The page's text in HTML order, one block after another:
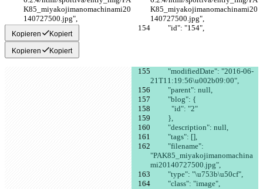
K85_miyakojimanomachinami20
140727500.jpg",
K85_miyakojimanomachinami20
140727500.jpg",
          "id": "154",
          "id": "154",
Kopieren Kopiert
Kopieren Kopiert
21T11:19:56\u002b09:00",
          "parent": null,
          "blog": {
            "id": "2"
          },
          "description": null,
          "tags": [],
"PAK85_miyakojimanomachina
mi20140727500.jpg",
          "type": "\u753b\u50cf",
          "class": "image",